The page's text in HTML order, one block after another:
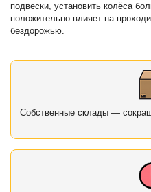
подвески, установить колёса
положительно влияет на
бездорожью.
Собственные склады —